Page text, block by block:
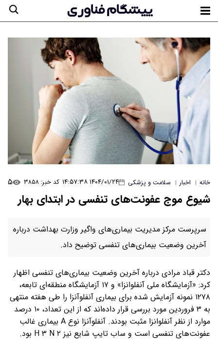
خانه | اخبار | سلامت و پزشکی ۱۴۰۴/۰۱/۲۴ ۱۴:۵۷:۳۸ کد خبر: ۳۸۵۸ ۵
شیوع موج عفونت‌های تنفسی در ابتدای بهار
سرپرست مرکز مدیریت بیماری‌های واگیر وزارت بهداشت درباره
آخرین وضعیت بیماری‌های تنفسی توضیح داد.
دکتر قباد مرادی درباره آخرین وضعیت بیماری‌های تنفسی اظهار
کرد: «آزمایشگاه ملی آنفلوانزا» و ۱۷ آزمایشگاه منطقه‌ای تابعه،
۱۲۷۸ نمونه آزمایش شده برای بیماری آنفلوآنزا را طی هفته منتهی
به ۳ فروردین مورد بررسی قرار داده‌اند که از این تعداد، ۱۰ درصد
موارد از نظر آنفلوانزا مثبت بودند. آنفلوآنزا نوع A بیماری غالب
عفونت‌های تنفسی است و ساب تایپ شایع نیز H ۳ N ۲ بود.